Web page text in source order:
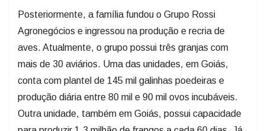
Posteriormente, a família fundou o Grupo Rossi
Agronegócios e ingressou na produção e recria de
aves. Atualmente, o grupo possui três granjas com
mais de 30 aviários. Uma das unidades, em Goiás,
conta com plantel de 145 mil galinhas poedeiras e
produção diária entre 80 mil e 90 mil ovos incubáveis.
Outra unidade, também em Goiás, possui capacidade